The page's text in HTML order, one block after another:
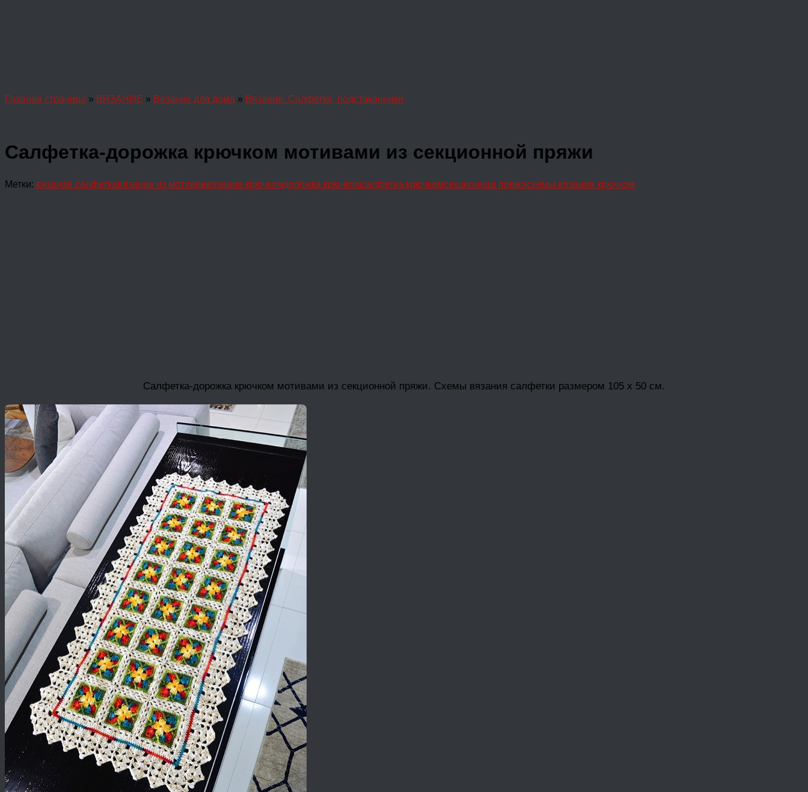
Главная страница » ВЯЗАНИЕ » Вязание для дома » Вязание. Салфетки, подстаканники
Салфетка-дорожка крючком мотивами из секционной пряжи
Метки: вязаная салфеткавязание из мотивоввязание крючкомдорожка крючкомсалфетка крючкомсекционная пряжасхемы вязания крючком
Салфетка-дорожка крючком мотивами из секционной пряжи. Схемы вязания салфетки размером 105 х 50 см.